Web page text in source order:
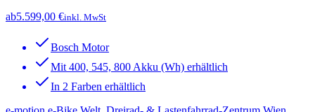
ab5.599,00 €inkl. MwSt
Bosch Motor
Mit 400, 545, 800 Akku (Wh) erhältlich
In 2 Farben erhältlich